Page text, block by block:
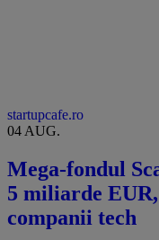
startupcafe.ro
04 AUG.
Mega-fondul
5 miliarde EUR,
companii tech